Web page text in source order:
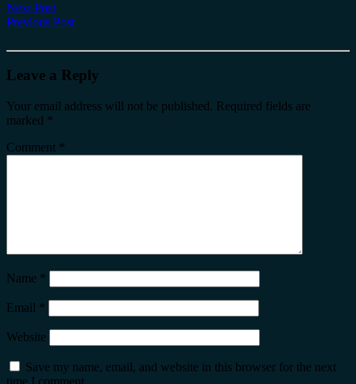
Next Post
Previous Post
Leave a Reply
Your email address will not be published. Required fields are
marked *
Comment *
Name *
Email *
Website
Save my name, email, and website in this browser for the next
time I comment.